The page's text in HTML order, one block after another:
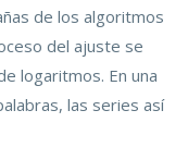
de los algoritmos
del ajuste se
logaritmos. En una
las series así